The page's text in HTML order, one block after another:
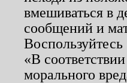
вмешиваться в
сообщений и
«В
морального